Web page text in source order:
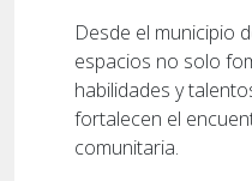
Desde el municipio
espacios no solo
habilidades y
fortalecen el
comunitaria.